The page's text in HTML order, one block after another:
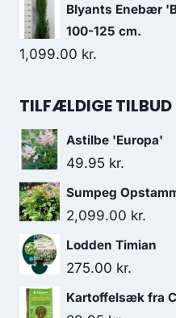
Blyants Enebær
100-125 cm.
1,099.00 kr.
TILFÆLDIGE TILBUD
Astilbe 'Europa'
49.95 kr.
Sumpeg
2,099.00 kr.
Lodden Timian
275.00 kr.
Kartoffelsæk fra